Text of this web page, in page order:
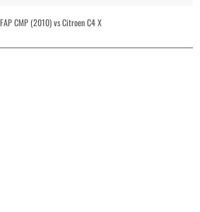
CMP (2010) vs Citroen C4 X